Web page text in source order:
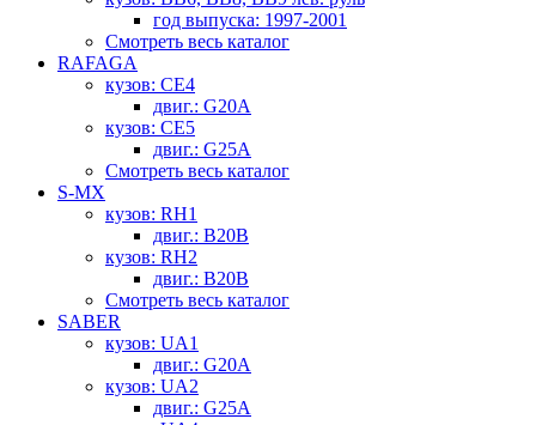
год выпуска: 1997-2001
Смотреть весь каталог
RAFAGA
кузов: CE4
двиг.: G20A
кузов: CE5
двиг.: G25A
Смотреть весь каталог
S-MX
кузов: RH1
двиг.: B20B
кузов: RH2
двиг.: B20B
Смотреть весь каталог
SABER
кузов: UA1
двиг.: G20A
кузов: UA2
двиг.: G25A